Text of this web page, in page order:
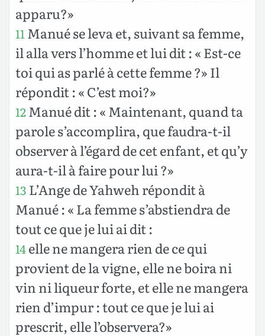
apparu?»
11 Manué se leva et, suivant sa femme,
il alla vers l’homme et lui dit : « Est-ce
toi qui as parlé à cette femme ?» Il
répondit : « C’est moi?»
12Manué dit : « Maintenant, quand ta
parole s’accomplira, que faudra-t-il
observer à l’égard de cet enfant, et qu’y
aura-t-il à faire pour lui ?»
13 L’Ange de Yahweh répondit à
Manué : « La femme s’abstiendra de
tout ce que je lui ai dit :
14elle ne mangera rien de ce qui
provient de la vigne, elle ne boira ni
vin ni liqueur forte, et elle ne mangera
rien d’impur : tout ce que je lui ai
prescrit, elle l’observera?»